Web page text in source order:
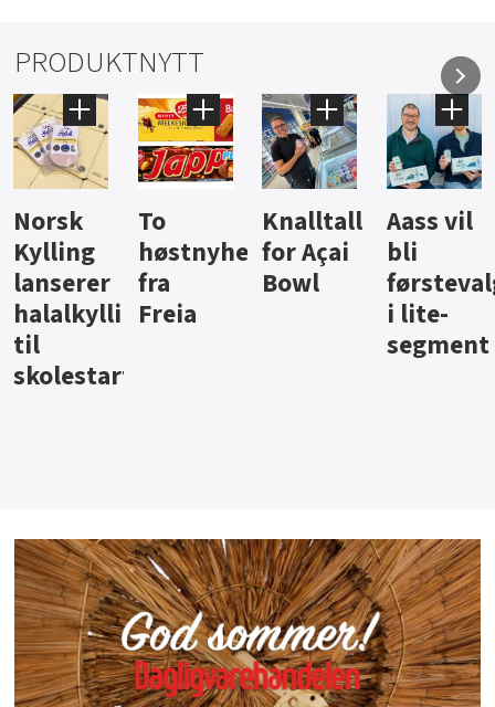
PRODUKTNYTT
Knalltall
for Açai
Bowl
Aass vil
bli
førstevalg
i lite-
Brus og
jus fra
Berentsen
Hard
iste fra
Hansa